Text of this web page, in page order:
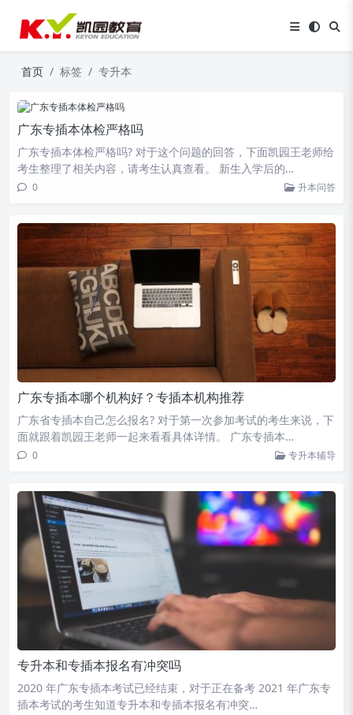
首页 标签 专升本
广东专插本体检严格吗
广东专插本体检严格吗? 对于这个问题的回答，下面凯园王老师给
考生整理了相关内容，请考生认真查看。 新生入学后的…
0 升本问答
广东专插本哪个机构好？专插本机构推荐
广东省专插本自己怎么报名? 对于第一次参加考试的考生来说，下
面就跟着凯园王老师一起来看看具体详情。 广东专插本…
0 专升本辅导
专升本和专插本报名有冲突吗
2020 年广东专插本考试已经结束，对于正在备考 2021 年广东专
插本考试的考生知道专升本和专插本报名有冲突…